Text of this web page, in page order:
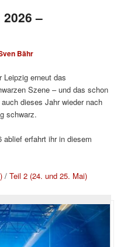
–
Bähr
Leipzig erneut das
Szene – und das schon
dieses Jahr wieder nach
schwarz.
ablief erfahrt ihr in diesem
/Teil 2 (24. und 25. Mai)